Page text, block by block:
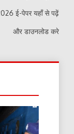
ई-पेपर यहाँ से पढ़ें
और डाउनलोड करे